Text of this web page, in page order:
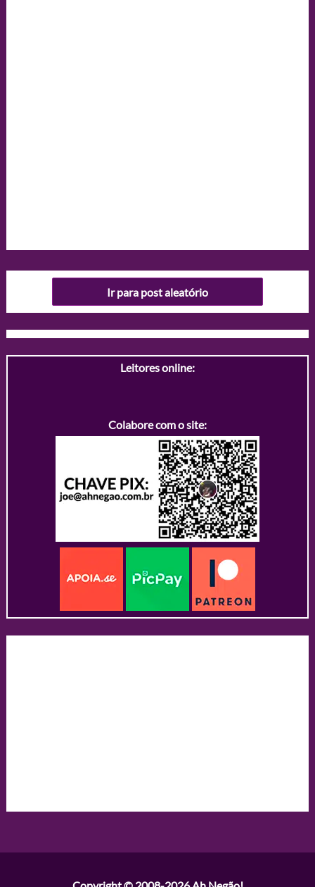
Ir para post aleatório
Leitores online:
Colabore com o site: